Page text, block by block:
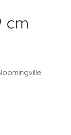
cm